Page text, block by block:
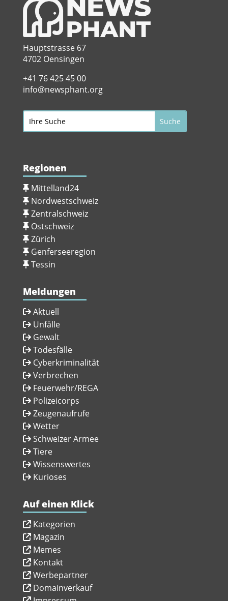
Hauptstrasse 67
4702 Oensingen
+41 76 425 45 00
info@newsphant.org
Regionen
Mittelland24
Nordwestschweiz
Zentralschweiz
Ostschweiz
Zürich
Genferseeregion
Tessin
Meldungen
Aktuell
Unfälle
Gewalt
Todesfälle
Cyberkriminalität
Verbrechen
Feuerwehr/REGA
Polizeicorps
Zeugenaufrufe
Wetter
Schweizer Armee
Tiere
Wissenswertes
Kurioses
Auf einen Klick
Kategorien
Magazin
Memes
Kontakt
Werbepartner
Domainverkauf